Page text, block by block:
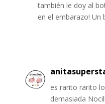
también le doy al
en el embarazo! Un
es rarito rarito
demasiada